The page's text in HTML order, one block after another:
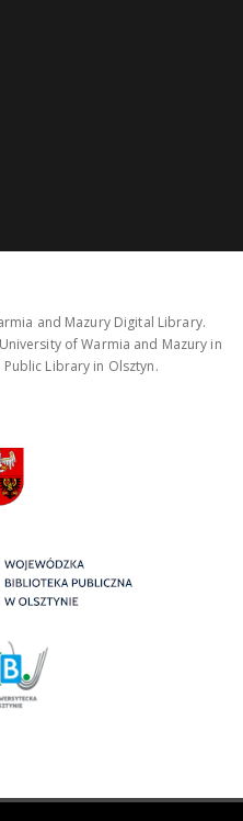
and Mazury Digital Library.
of Warmia and Mazury in
Library in Olsztyn.